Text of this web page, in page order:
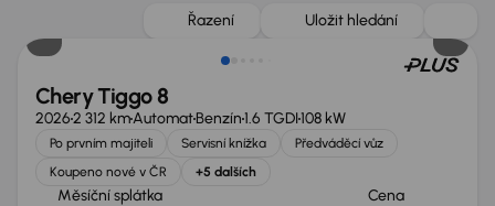
Řazení Uložit hledání
Zlevněno o 20 000 Kč
Chery Tiggo 8
20262 312 kmAutomatBenzín1.6 TGDI108 kW
Po prvním majiteli Servisní knížka
Předváděcí vůz
Koupeno nové v ČR
+5 dalších
Měsíční splátka Cena